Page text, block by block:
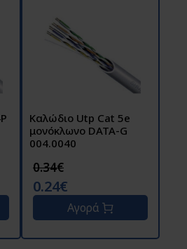
Καλώδιο Utp Cat 5e
μονόκλωνο DATA-G
004.0040
0.34€
0.24€
Αγορά